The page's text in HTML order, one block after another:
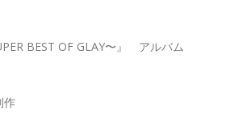
BEST OF GLAY〜』 アルバム
作